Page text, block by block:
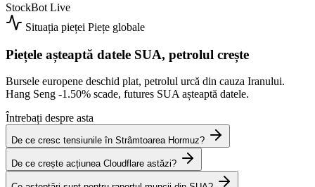
StockBot Live
Situația pieței Piețe globale
Piețele așteaptă datele SUA, petrolul crește
Bursele europene deschid plat, petrolul urcă din cauza Iranului.
Hang Seng -1.50% scade, futures SUA așteaptă datele.
Întrebați despre asta
De ce cresc tensiunile în Strâmtoarea Hormuz?
De ce crește acțiunea Cloudflare astăzi?